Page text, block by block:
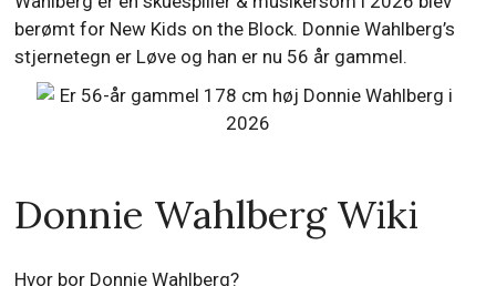
berømt for New Kids on the Block. Donnie Wahlberg’s
stjernetegn er Løve og han er nu 56 år gammel.
Donnie Wahlberg Wiki
Hvor bor Donnie Wahlberg?